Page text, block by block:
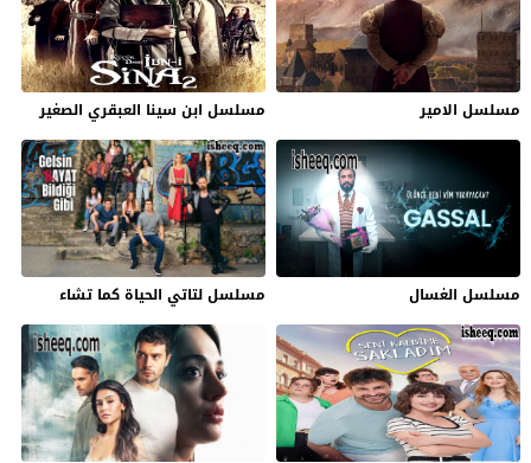
مسلسل الامير مسلسل ابن سينا العبقري الصغير
مسلسل الغسال مسلسل لتاتي الحياة كما تشاء